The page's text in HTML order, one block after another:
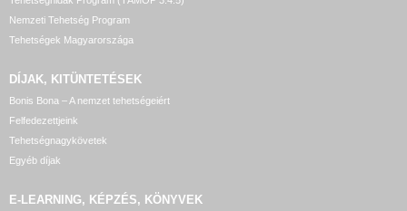
Nemzeti Tehetség Program
Tehetségek Magyarországa
DÍJAK, KITÜNTETÉSEK
Bonis Bona – A nemzet tehetségeiért
Felfedezettjeink
Tehetségnagykövetek
Egyéb díjak
E-LEARNING, KÉPZÉS, KÖNYVEK